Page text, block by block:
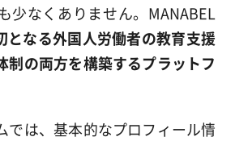
少なくありません。MANABEL
となる外国人労働者の教育支援
制の両方を構築するプラットフ
では、基本的なプロフィール情